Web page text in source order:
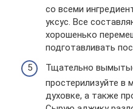
со всеми
уксус. Все
хорошенько
подготавливать
Тщательно
простерилизуйте в
духовке, а также